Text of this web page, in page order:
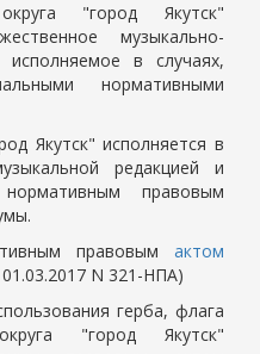
"город Якутск"
музыкально-
исполняемое в случаях,
нормативными
Якутск" исполняется в
редакцией и
правовым
правовым актом
N 321-НПА)
герба, флага
"город Якутск"